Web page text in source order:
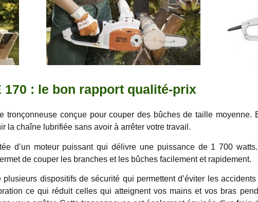
170 : le bon rapport qualité-prix
tronçonneuse conçue pour couper des bûches de taille moyenne.
la chaîne lubrifiée sans avoir à arrêter votre travail.
d’un moteur puissant qui délivre une puissance de 1 700
de couper les branches et les bûches facilement et rapidement.
dispositifs de sécurité qui permettent d’éviter les
ce qui réduit celles qui atteignent vos mains et vos bras